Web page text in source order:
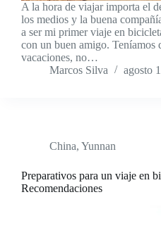
A la hora de viajar importa el
los medios y la buena
a ser mi primer viaje en
con un buen amigo. Teníamos
vacaciones, no…
Marcos Silva
agosto
China, Yunnan
Preparativos para un viaje en
Recomendaciones